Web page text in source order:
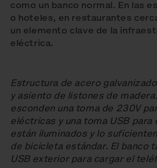
como un banco normal. En las
o hoteles, en restaurantes
un elemento clave de la
eléctrica.
Estructura de acero
y asiento de listones de
esconden una toma de 230V
eléctricas y una toma USB
están iluminados y lo
de bicicleta estándar. El banco
USB exterior para cargar el